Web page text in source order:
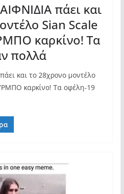
πάει και
Sian Scale
καρκίνο! Τα
πολλά
και το 28χρονο μοντέλο
καρκίνο! Τα οφέλη-19